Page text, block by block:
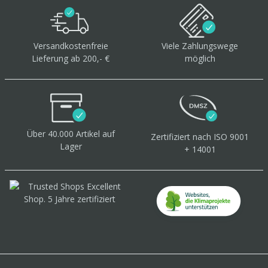
Versandkostenfreie
Lieferung ab 200,- €
Viele Zahlungswege
möglich
Über 40.000 Artikel auf
Lager
Zertifiziert nach ISO 9001
+ 14001